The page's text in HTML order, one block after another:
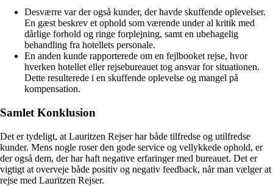
Desværre var der også kunder, der havde skuffende oplevelser.
En gæst beskrev et ophold som værende under al kritik med
dårlige forhold og ringe forplejning, samt en ubehagelig
behandling fra hotellets personale.
En anden kunde rapporterede om en fejlbooket rejse, hvor
hverken hotellet eller rejsebureauet tog ansvar for situationen.
Dette resulterede i en skuffende oplevelse og mangel på
kompensation.
Samlet Konklusion
Det er tydeligt, at Lauritzen Rejser har både tilfredse og utilfredse
kunder. Mens nogle roser den gode service og vellykkede ophold, er
der også dem, der har haft negative erfaringer med bureauet. Det er
vigtigt at overveje både positiv og negativ feedback, når man vælger at
rejse med Lauritzen Rejser.